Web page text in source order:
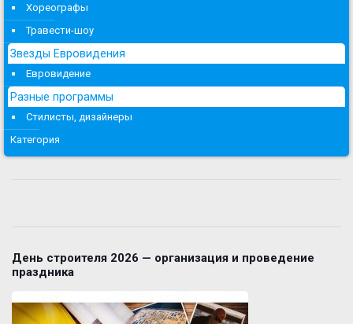
Хореографы
Травести-шоу
Звезды Евровидения
Евровидение
Разные программы
Стилисты, дизайнеры
Категория
День строителя 2026 — организация и проведение
праздника